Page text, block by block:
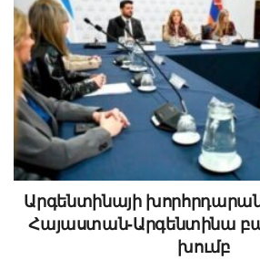
Արգենտինայի
Հայաստան-Արգենտինա
խումբ